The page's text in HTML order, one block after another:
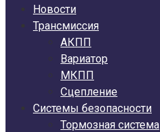
Новости
Трансмиссия
АКПП
Вариатор
МКПП
Сцепление
Системы безопасности
Тормозная система